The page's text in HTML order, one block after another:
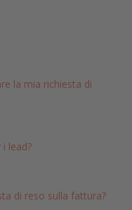
la mia richiesta di
lead?
di reso sulla fattura?